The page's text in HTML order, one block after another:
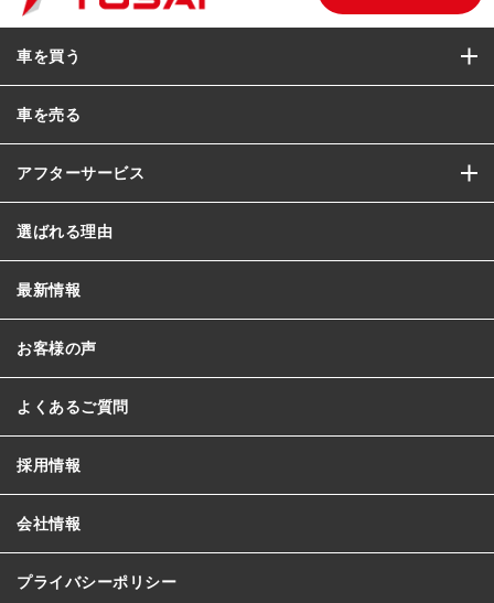
車を買う
車を売る
アフターサービス
選ばれる理由
最新情報
お客様の声
よくあるご質問
採用情報
会社情報
プライバシーポリシー